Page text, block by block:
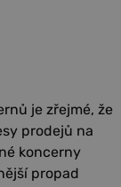
je zřejmé, že
prodejů na
koncerny
propad